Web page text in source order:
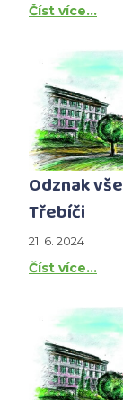
Číst více…
Odznak
Třebíči
21. 6. 2024
Číst více…